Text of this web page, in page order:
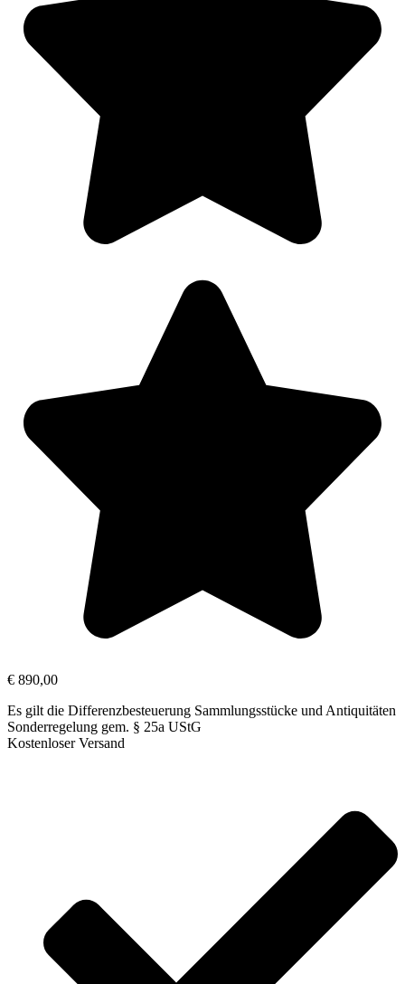
€ 890,00
Es gilt die Differenzbesteuerung Sammlungsstücke und Antiquitäten
Sonderregelung gem. § 25a UStG
Kostenloser Versand